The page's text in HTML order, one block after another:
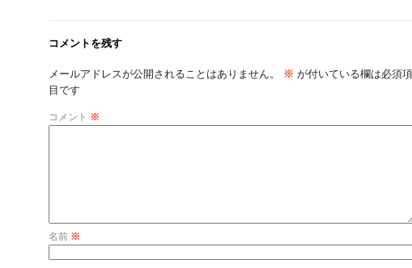
コメントを残す
メールアドレスが公開されることはありません。 ※ が付いている欄は必須項
目です
コメント ※
名前 ※